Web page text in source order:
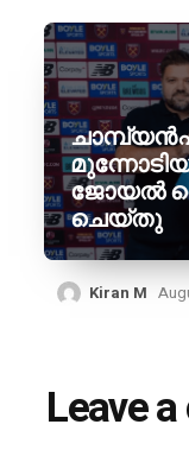
ജോയൽ
ചെയ്തു
Kiran M
Leave